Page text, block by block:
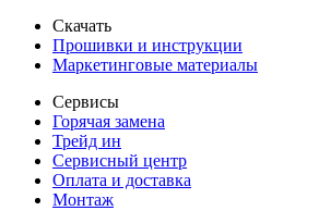
Скачать
Прошивки и инструкции
Маркетинговые материалы
Сервисы
Горячая замена
Трейд ин
Сервисный центр
Оплата и доставка
Монтаж